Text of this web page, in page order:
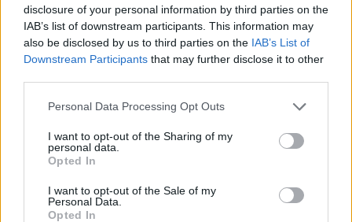
disclosure of your personal information by third parties on the
IAB’s list of downstream participants. This information may
also be disclosed by us to third parties on the IAB’s List of
Downstream Participants that may further disclose it to other
Personal Data Processing Opt Outs
I want to opt-out of the Sharing of my
personal data.
Opted In
I want to opt-out of the Sale of my
Personal Data.
Opted In
Λινού Σουμπάσης και Σία: Η απλότητα σαν
καινοτομία